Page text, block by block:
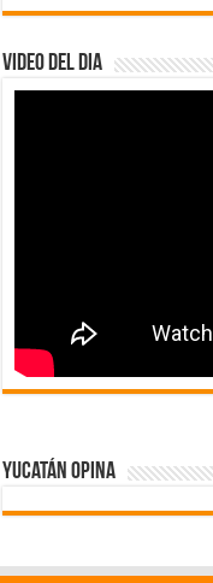
Video del dia
Yucatán Opina